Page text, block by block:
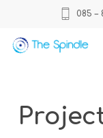
main
085 –